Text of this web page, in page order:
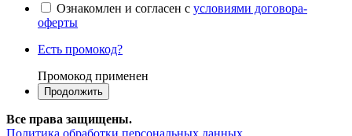
Ознакомлен и согласен с условиями договора-
оферты
Есть промокод?
Промокод применен
Все права защищены.
Политика обработки персональных данных